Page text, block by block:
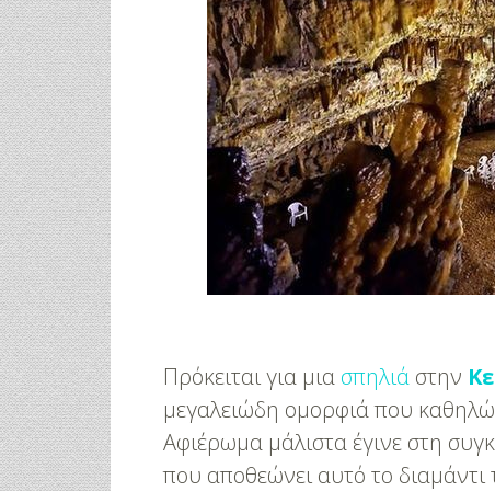
Πρόκειται για μια σπηλιά στην
μεγαλειώδη ομορφιά που
Αφιέρωμα μάλιστα έγινε στη
που αποθεώνει αυτό το διαμάντι